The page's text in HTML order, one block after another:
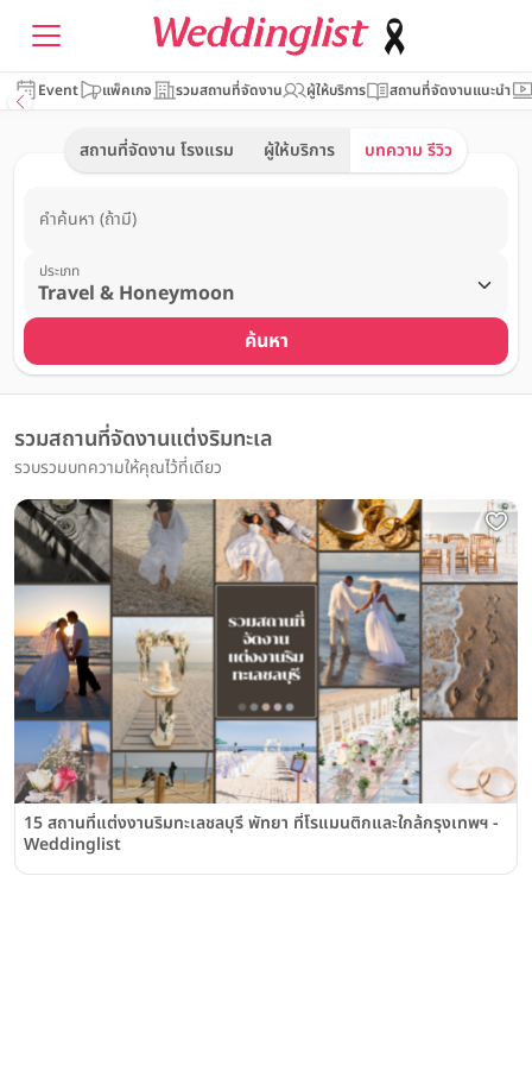
Event แพ็คเกจ รวมสถานที่จัดงาน ผู้ให้บริการ สถานที่จัดงานแนะนำ
สถานที่จัดงาน โรงแรม ผู้ให้บริการ บทความ รีวิว
คำค้นหา (ถ้ามี)
ประเภท
ค้นหา
รวมสถานที่จัดงานแต่งริมทะเล
รวบรวมบทความให้คุณไว้ที่เดียว
15 สถานที่แต่งงานริมทะเลชลบุรี พัทยา ที่โรแมนติกและใกล้กรุงเทพฯ -
Weddinglist